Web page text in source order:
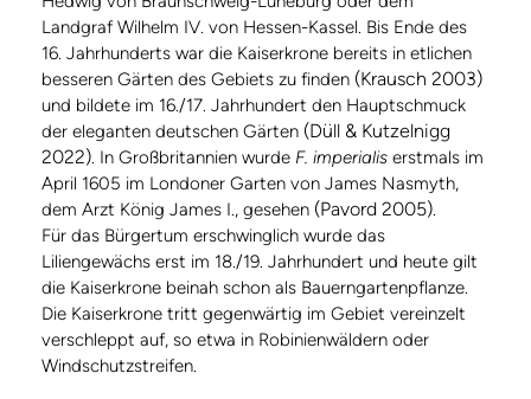
Landgraf Wilhelm IV. von Hessen-Kassel. Bis Ende des
16. Jahrhunderts war die Kaiserkrone bereits in etlichen
besseren Gärten des Gebiets zu finden (Krausch 2003)
und bildete im 16./17. Jahrhundert den Hauptschmuck
der eleganten deutschen Gärten (Düll & Kutzelnigg
2022). In Großbritannien wurde F. imperialis erstmals im
April 1605 im Londoner Garten von James Nasmyth,
dem Arzt König James I., gesehen (Pavord 2005).
Für das Bürgertum erschwinglich wurde das
Liliengewächs erst im 18./19. Jahrhundert und heute gilt
die Kaiserkrone beinah schon als Bauerngartenpflanze.
Die Kaiserkrone tritt gegenwärtig im Gebiet vereinzelt
verschleppt auf, so etwa in Robinienwäldern oder
Windschutzstreifen.